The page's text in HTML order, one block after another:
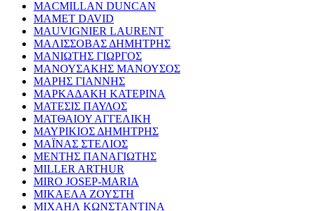
MACMILLAN DUNCAN
MAMET DAVID
MAUVIGNIER LAURENT
ΜΑΛΙΣΣΟΒΑΣ ΔΗΜΗΤΡΗΣ
ΜΑΝΙΩΤΗΣ ΓΙΩΡΓΟΣ
ΜΑΝΟΥΣΑΚΗΣ ΜΑΝΟΥΣΟΣ
ΜΑΡΗΣ ΓΙΑΝΝΗΣ
ΜΑΡΚΑΔΑΚΗ ΚΑΤΕΡΙΝΑ
ΜΑΤΕΣΙΣ ΠΑΥΛΟΣ
ΜΑΤΘΑΙΟΥ ΑΓΓΕΛΙΚΗ
ΜΑΥΡΙΚΙΟΣ ΔΗΜΗΤΡΗΣ
ΜΑΪΝΑΣ ΣΤΕΛΙΟΣ
ΜΕΝΤΗΣ ΠΑΝΑΓΙΩΤΗΣ
MILLER ARTHUR
MIRO JOSEP-MARIA
ΜΙΚΑΕΛΑ ΖΟΥΣΤΗ
ΜΙΧΑΗΛ ΚΩΝΣΤΑΝΤΙΝΑ